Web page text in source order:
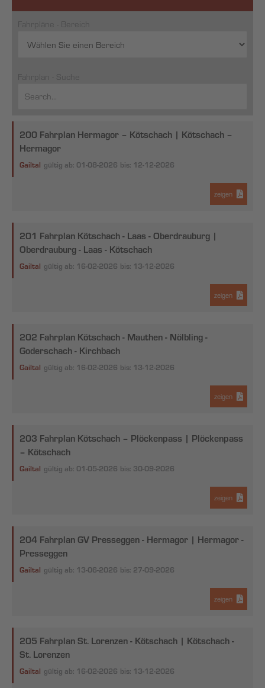
Fahrpläne - Bereich
Fahrplan - Suche
200 Fahrplan Hermagor – Kötschach | Kötschach –
Hermagor
Gailtal gültig ab: 01-08-2026 bis: 12-12-2026
zeigen
201 Fahrplan Kötschach - Laas - Oberdrauburg |
Oberdrauburg - Laas - Kötschach
Gailtal gültig ab: 16-02-2026 bis: 13-12-2026
zeigen
202 Fahrplan Kötschach - Mauthen - Nölbling -
Goderschach - Kirchbach
Gailtal gültig ab: 16-02-2026 bis: 13-12-2026
zeigen
203 Fahrplan Kötschach – Plöckenpass | Plöckenpass
– Kötschach
Gailtal gültig ab: 01-05-2026 bis: 30-09-2026
zeigen
204 Fahrplan GV Presseggen - Hermagor | Hermagor -
Presseggen
Gailtal gültig ab: 13-06-2026 bis: 27-09-2026
zeigen
205 Fahrplan St. Lorenzen - Kötschach | Kötschach -
St. Lorenzen
Gailtal gültig ab: 16-02-2026 bis: 13-12-2026